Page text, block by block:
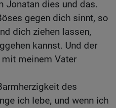
Jonatan dies und das.
gegen dich sinnt, so
dich ziehen lassen,
kannst. Und der
mit meinem Vater
des
ich lebe, und wenn ich